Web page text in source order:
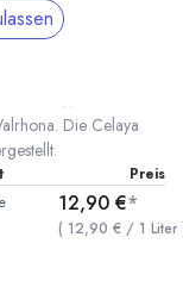
der Welt aus in
Die Celaya
Preis
12,90 €*
(12,90 € /1 Liter